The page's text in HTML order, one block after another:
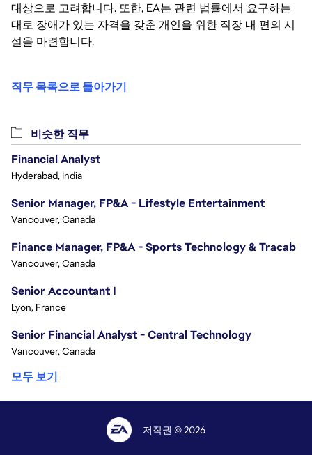
대상으로 고려합니다. 또한, EA는 관련 법률에서 요구하는
대로 장애가 있는 자격을 갖춘 개인을 위한 직장 내 편의 시
설을 마련합니다.
직무 목록으로 돌아가기
비슷한 직무
Financial Analyst
Hyderabad, India
Senior Manager, FP&A - Lifestyle Entertainment
Vancouver, Canada
Finance Manager, FP&A - Sports Technology & Tracab
Vancouver, Canada
Senior Accountant I
Lyon, France
Senior Financial Analyst - Central Technology
Vancouver, Canada
모두 보기
저작권 © 2026